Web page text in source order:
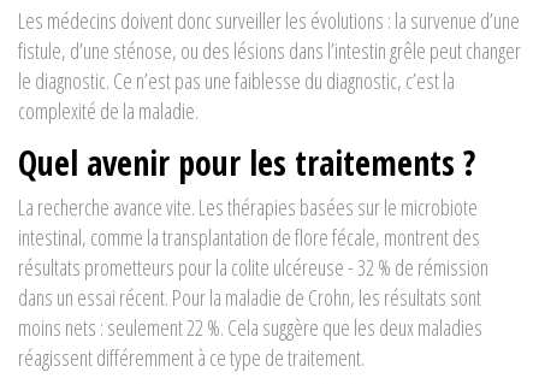
Les médecins doivent donc surveiller les évolutions : la survenue d’une
fistule, d’une sténose, ou des lésions dans l’intestin grêle peut changer
le diagnostic. Ce n’est pas une faiblesse du diagnostic, c’est la
complexité de la maladie.
Quel avenir pour les traitements ?
La recherche avance vite. Les thérapies basées sur le microbiote
intestinal, comme la transplantation de flore fécale, montrent des
résultats prometteurs pour la colite ulcéreuse - 32 % de rémission
dans un essai récent. Pour la maladie de Crohn, les résultats sont
moins nets : seulement 22 %. Cela suggère que les deux maladies
réagissent différemment à ce type de traitement.